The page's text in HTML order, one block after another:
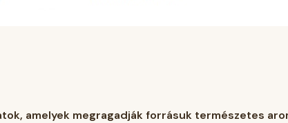
amelyek megragadják forrásuk természetes